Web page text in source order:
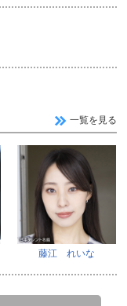
一覧を見る
藤江 れいな